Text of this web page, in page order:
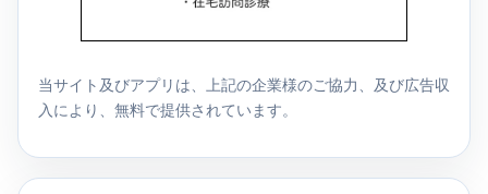
当サイト及びアプリは、上記の企業様のご協力、及び広告収
入により、無料で提供されています。